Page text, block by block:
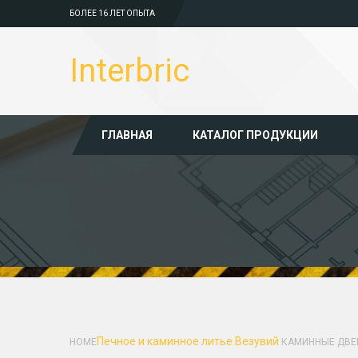
БОЛЕЕ 16 ЛЕТ ОПЫТА
Interbric
ГЛАВНАЯ КАТАЛОГ ПРОДУКЦИИ
HOME Печное и каминное литье Везувий КАМИННЫЕ